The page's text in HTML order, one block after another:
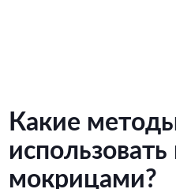
Какие
мокрицами?